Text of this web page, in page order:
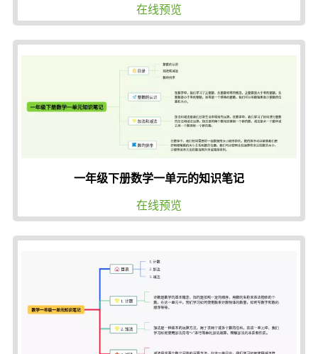
在线预览
一年级下册数学一单元的知识笔记
在线预览